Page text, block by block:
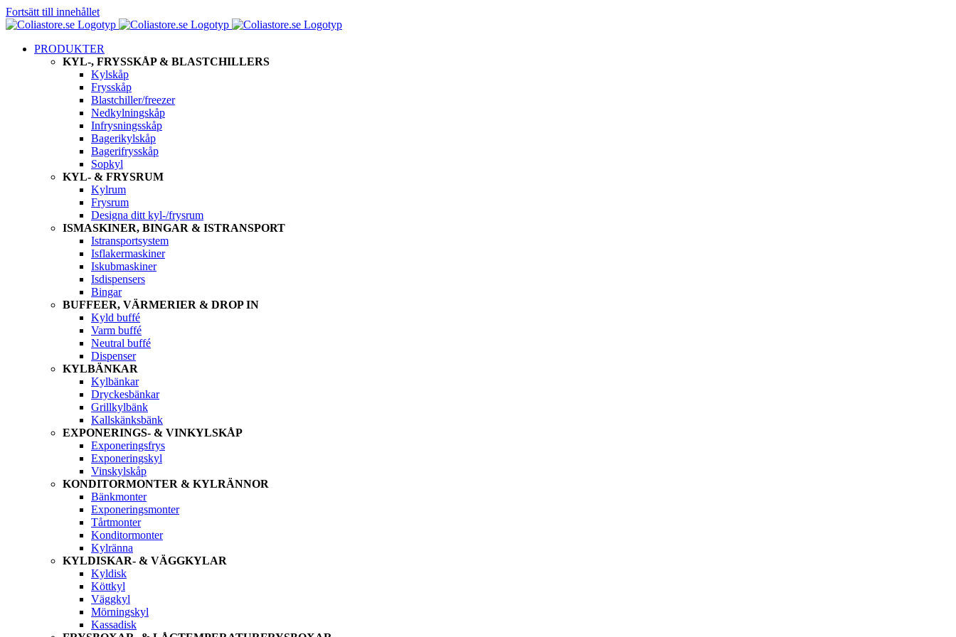
Fortsätt till innehållet
PRODUKTER
KYL-, FRYSSKÅP & BLASTCHILLERS
Kylskåp
Frysskåp
Blastchiller/freezer
Nedkylningskåp
Infrysningsskåp
Bagerikylskåp
Bagerifrysskåp
Sopkyl
KYL- & FRYSRUM
Kylrum
Frysrum
Designa ditt kyl-/frysrum
ISMASKINER, BINGAR & ISTRANSPORT
Istransportsystem
Isflakermaskiner
Iskubmaskiner
Isdispensers
Bingar
BUFFEER, VÄRMERIER & DROP IN
Kyld buffé
Varm buffé
Neutral buffé
Dispenser
KYLBÄNKAR
Kylbänkar
Dryckesbänkar
Grillkylbänk
Kallskänksbänk
EXPONERINGS- & VINKYLSKÅP
Exponeringsfrys
Exponeringskyl
Vinskylskåp
KONDITORMONTER & KYLRÄNNOR
Bänkmonter
Exponeringsmonter
Tårtmonter
Konditormonter
Kylränna
KYLDISKAR- & VÄGGKYLAR
Kyldisk
Köttkyl
Väggkyl
Mörningskyl
Kassadisk